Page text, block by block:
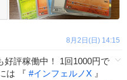
8月2日(日) 14:15
好評稼働中！ 1回1000円で
は 『 #インフェルノX 』